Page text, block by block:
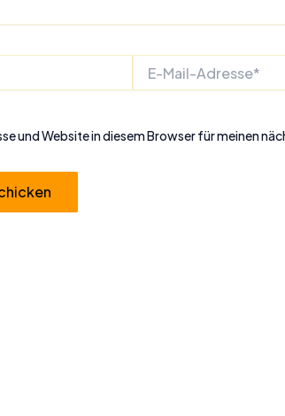
Mail-
und Website in diesem Browser für meinen